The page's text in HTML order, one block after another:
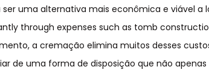
ser uma alternativa mais econômica e viável a
through expenses such as tomb
a cremação elimina muitos desses
de uma forma de disposição que não